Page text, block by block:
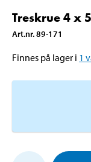
Treskrue 4 x
Art.nr.89-171
Finnes på lager i 1